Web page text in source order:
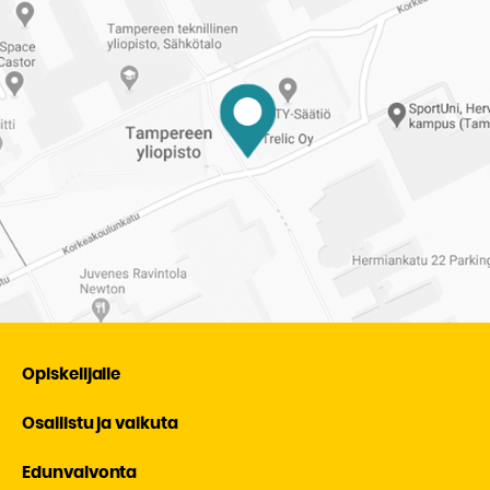
Opiskelijalle
Osallistu ja vaikuta
Edunvalvonta